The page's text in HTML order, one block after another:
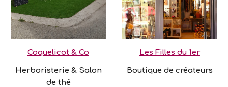
Coquelicot & Co
Herboristerie & Salon
de thé
Les Filles du 1er
Boutique de créateurs